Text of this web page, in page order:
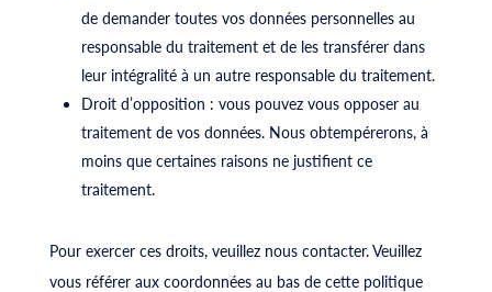
de demander toutes vos données personnelles au
responsable du traitement et de les transférer dans
leur intégralité à un autre responsable du traitement.
Droit d’opposition : vous pouvez vous opposer au
traitement de vos données. Nous obtempérerons, à
moins que certaines raisons ne justifient ce
traitement.
Pour exercer ces droits, veuillez nous contacter. Veuillez
vous référer aux coordonnées au bas de cette politique